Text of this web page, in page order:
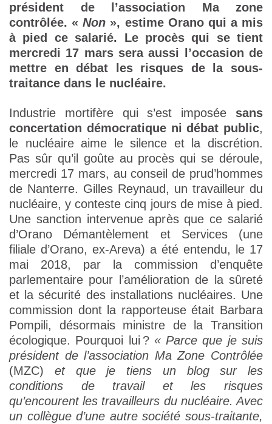
président de l’association Ma zone
contrôlée. «Non », estime Orano qui a mis
à pied ce salarié. Le procès qui se tient
mercredi 17 mars sera aussi l’occasion de
mettre en débat les risques de la sous-
traitance dans le nucléaire.
Industrie mortifère qui s’est imposée sans
concertation démocratique ni débat public,
le nucléaire aime le silence et la discrétion.
Pas sûr qu’il goûte au procès qui se déroule,
mercredi 17 mars, au conseil de prud’hommes
de Nanterre. Gilles Reynaud, un travailleur du
nucléaire, y conteste cinq jours de mise à pied.
Une sanction intervenue après que ce salarié
d’Orano Démantèlement et Services (une
filiale d’Orano, ex-Areva) a été entendu, le 17
mai 2018, par la commission d’enquête
parlementaire pour l’amélioration de la sûreté
et la sécurité des installations nucléaires. Une
commission dont la rapporteuse était Barbara
Pompili, désormais ministre de la Transition
écologique. Pourquoi lui ? « Parce que je suis
président de l’association Ma Zone Contrôlée
(MZC) et que je tiens un blog sur les
conditions de travail et les risques
qu’encourent les travailleurs du nucléaire. Avec
un collègue d’une autre société sous-traitante,